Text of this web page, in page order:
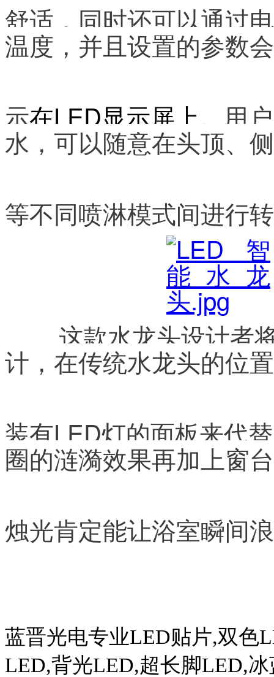
舒适，同时还可以通过
温度，并且设置的参数
示在LED显示屏 上 。用
水，可以随意在头顶、
等不同喷淋模式间进行
这款水龙头设计者将
计，在传统水龙头的位
装有LED灯的面板来代
圈的涟漪效果再加上窗
烛光肯定能让浴室瞬间
蓝晋光电专业LED贴片,双色
LED,背光LED,超长脚LED,